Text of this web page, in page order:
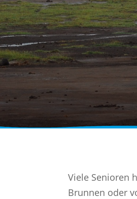
Viele Senioren
Brunnen oder